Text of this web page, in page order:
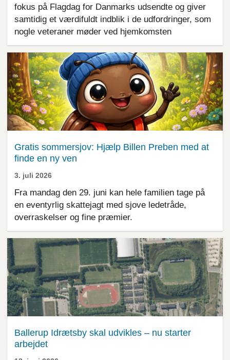
fokus på Flagdag for Danmarks udsendte og giver
samtidig et værdifuldt indblik i de udfordringer, som
nogle veteraner møder ved hjemkomsten
Gratis sommersjov: Hjælp Billen Preben med at
finde en ny ven
3. juli 2026
Fra mandag den 29. juni kan hele familien tage på
en eventyrlig skattejagt med sjove ledetråde,
overraskelser og fine præmier.
Ballerup Idrætsby skal udvikles – nu starter
arbejdet